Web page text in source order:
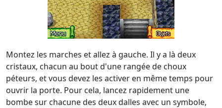
Montez les marches et allez à gauche. Il y a là deux
cristaux, chacun au bout d'une rangée de choux
péteurs, et vous devez les activer en même temps pour
ouvrir la porte. Pour cela, lancez rapidement une
bombe sur chacune des deux dalles avec un symbole,